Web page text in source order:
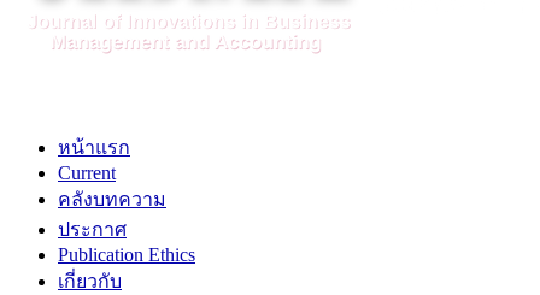
หน้าแรก
Current
คลังบทความ
ประกาศ
Publication Ethics
เกี่ยวกับ